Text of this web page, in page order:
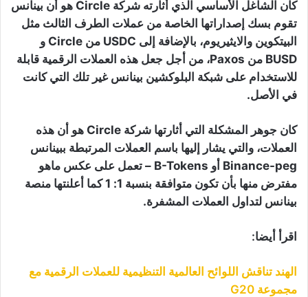
كان الشاغل الأساسي الذي أثارته شركة Circle هو أن بينانس
تقوم بسك إصداراتها الخاصة من عملات الطرف الثالث مثل
البيتكوين والايثيريوم، بالإضافة إلى USDC من Circle و
BUSD من Paxos، من أجل جعل هذه العملات الرقمية قابلة
للاستخدام على شبكة البلوكشين بينانس غير تلك التي كانت
في الأصل.
كان جوهر المشكلة التي أثارتها شركة Circle هو أن هذه
العملات، والتي يشار إليها باسم العملات المرتبطة ببينانس
Binance-peg أو B-Tokens – تعمل على عكس ماهو
مفترض منها بأن تكون متوافقة بنسبة 1: 1 كما أعلنتها منصة
بينانس لتداول العملات المشفرة.
اقرأ أيضا:
الهند تناقش اللوائح العالمية التنظيمية للعملات الرقمية مع
مجموعة G20